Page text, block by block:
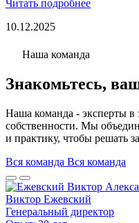
Читать подробнее
10.12.2025
Наша команда
Знакомьтесь,
Наша команда - эксперты в
собственности. Мы
и практику, чтобы решать
Вся команда Вся команда
Виктор Ежевский
Генеральный директор